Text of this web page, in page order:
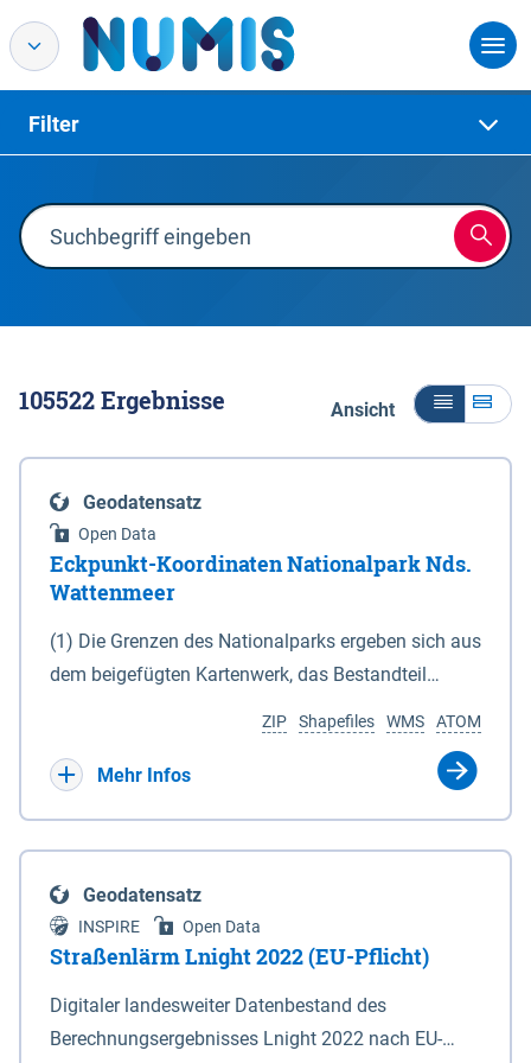
Filter
105522Ergebnisse Ansicht
Geodatensatz
Open Data
Eckpunkt-Koordinaten Nationalpark Nds.
Wattenmeer
(1) Die Grenzen des Nationalparks ergeben sich aus
dem beigefügten Kartenwerk, das Bestandteil
(DTK) im Maßstab 1 : 100 000 (Anlage 2), 2.
verkleinerte Amtliche Karte 1 : 5 000 (AK5) im
projizierte Koordinaten im Europäischen
Terrestrischen Referenzsystem 1989 (ETRS 89) mit
der Universalen Transversalen Mercator-Abbildung
bezogen auf die Zone 32 N (UTM 32N) dargestellt
(Anlage 4); Gleiches gilt für die geografischen
ATOM
WMS
Shapefiles
ZIP
Mehr Infos
Geodatensatz
INSPIRE Open Data
Straßenlärm Lnight 2022 (EU-Pflicht)
Digitaler landesweiter Datenbestand des
Berechnungsergebnisses Lnight 2022 nach EU-